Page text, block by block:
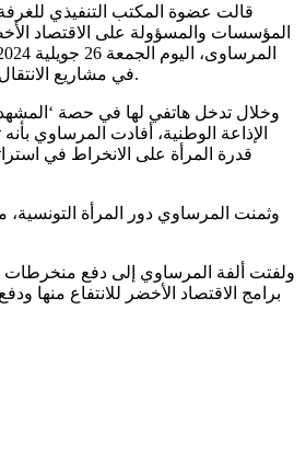
قالت عضوة المكتب التنفيذي
المؤسسات والمسؤولة على الاقتصاد
في مشاريع الانتقال الطاقي فاقت 36 بالمائة.
وخلال تدخل هاتفي لها في حصة
الإذاعة الوطنية، أفادت المرساوي
قدرة المرأة على الانخراط في
وثمنت المرساوي دور المرأة التونسية،
ولفتت ألفة المرساوي إلى دفع منخرطات
برامج الاقتصاد الأخضر للانتفاع منها